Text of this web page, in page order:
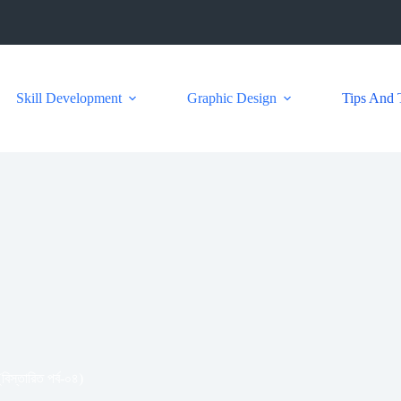
Skill Development Graphic Design Tips And